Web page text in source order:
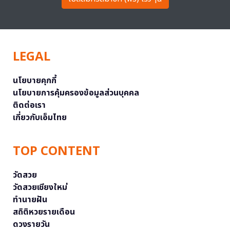
LEGAL
นโยบายคุกกี้
นโยบายการคุ้มครองข้อมูลส่วนบุคคล
ติดต่อเรา
เกี่ยวกับเอ็มไทย
TOP CONTENT
วัดสวย
วัดสวยเชียงใหม่
ทำนายฝัน
สถิติหวยรายเดือน
ดวงรายวัน